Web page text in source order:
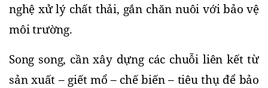
nghệ xử lý chất thải, gắn chăn nuôi với bảo vệ
môi trường.
Song song, cần xây dựng các chuỗi liên kết từ
sản xuất – giết mổ – chế biến – tiêu thụ để bảo